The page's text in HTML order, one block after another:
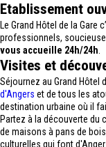
Etablissement
Le Grand Hôtel de la Gare
professionnels,
vous accueille 24h/24h
Visites et
Séjournez au Grand Hôtel
d'Angers et de tous les
destination urbaine où il
Partez à la découverte du
de maisons à pans de
culturelles qui font